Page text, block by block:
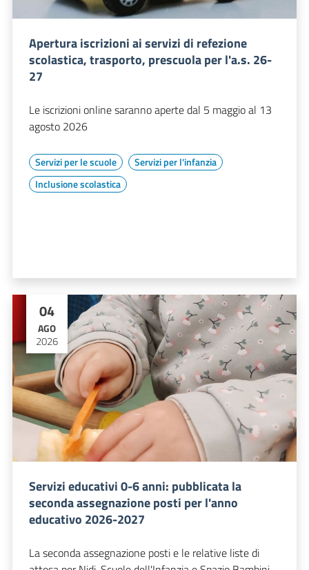
Apertura iscrizioni ai servizi di refezione
scolastica, trasporto, prescuola per l'a.s. 26-
27
Le iscrizioni online saranno aperte dal 5 maggio al 13
agosto 2026
Servizi per le scuole
Servizi per l'infanzia
Inclusione scolastica
04
AGO
2026
Servizi educativi 0-6 anni: pubblicata la
seconda assegnazione posti per l'anno
educativo 2026-2027
La seconda assegnazione posti e le relative liste di